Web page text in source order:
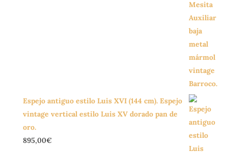
Espejo antiguo estilo Luis XVI (144 cm). Espejo
vintage vertical estilo Luis XV dorado pan de
oro.
895,00€